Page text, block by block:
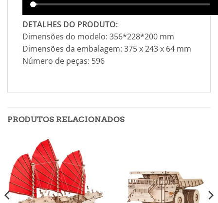
DETALHES DO PRODUTO:
Dimensões do modelo: 356*228*200 mm
Dimensões da embalagem: 375 x 243 x 64 mm
Número de peças: 596
PRODUTOS RELACIONADOS